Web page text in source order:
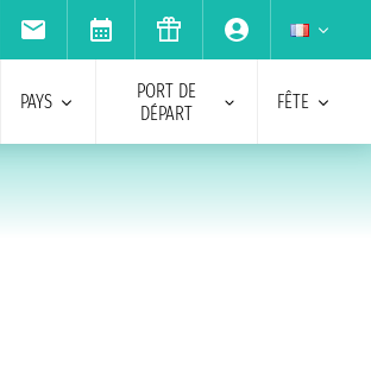
PAYS
PORT DE
DÉPART
FÊTE